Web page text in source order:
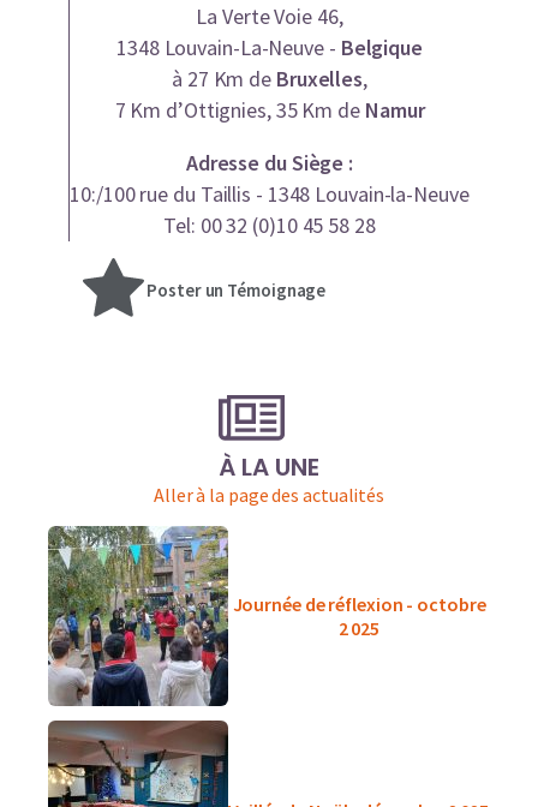
La Verte Voie 46,
1348 Louvain-La-Neuve - Belgique
à 27 Km de Bruxelles,
7 Km d’Ottignies, 35 Km de Namur
Adresse du Siège :
10:/100 rue du Taillis - 1348 Louvain-la-Neuve
Tel: 00 32 (0)10 45 58 28
Poster un Témoignage
À LA UNE
Aller à la page des actualités
Journée de réflexion - octobre
2 025